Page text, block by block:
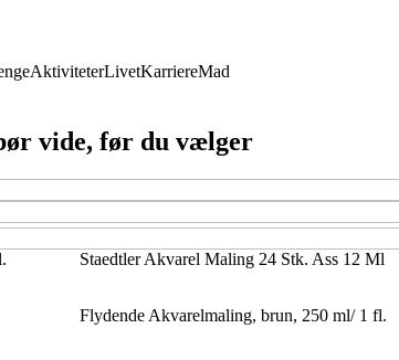
AktiviteterLivetKarriereMad
vide, før du vælger
Staedtler Akvarel Maling 24 Stk. Ass 12 Ml
Flydende Akvarelmaling, brun, 250 ml/ 1 fl.